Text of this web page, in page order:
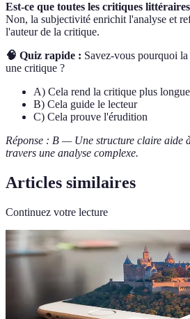
Est-ce que toutes les critiques
Non, la subjectivité enrichit l'analyse et
l'auteur de la critique.
🧠 Quiz rapide : Savez-vous pourquoi
une critique ?
A) Cela rend la critique plus longue
B) Cela guide le lecteur
C) Cela prouve l'érudition
Réponse : B — Une structure claire aide
travers une analyse complexe.
Articles similaires
Continuez votre lecture